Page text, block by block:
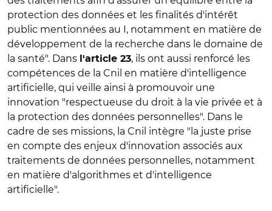
protection des données et les finalités d'intérêt
public mentionnées au I, notamment en matière de
développement de la recherche dans le domaine de
la santé". Dans l'article 23, ils ont aussi renforcé les
compétences de la Cnil en matière d'intelligence
artificielle, qui veille ainsi à promouvoir une
innovation "respectueuse du droit à la vie privée et à
la protection des données personnelles". Dans le
cadre de ses missions, la Cnil intègre "la juste prise
en compte des enjeux d'innovation associés aux
traitements de données personnelles, notamment
en matière d'algorithmes et d'intelligence
artificielle".